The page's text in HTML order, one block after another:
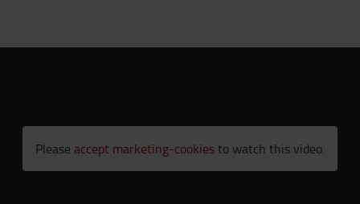
Please accept marketing-cookiesto watch this video.